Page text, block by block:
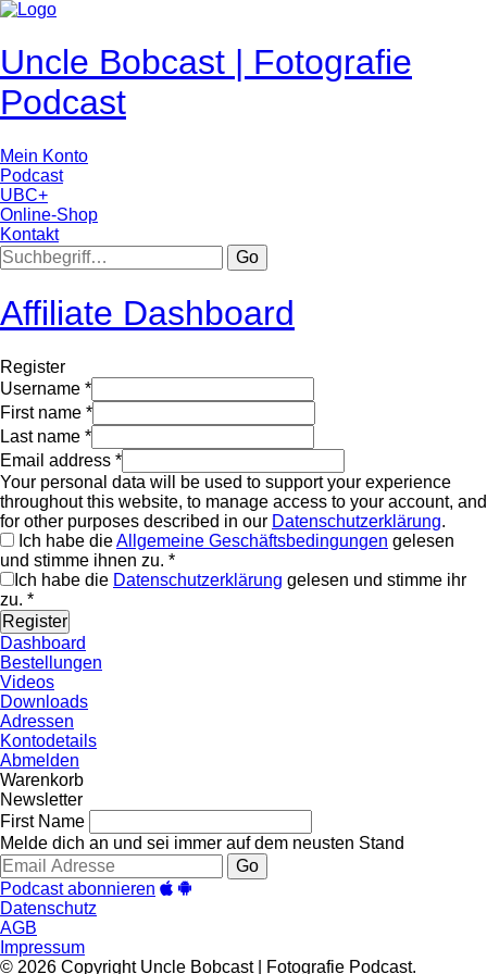
Uncle Bobcast | Fotografie
Podcast
Mein Konto
Podcast
UBC+
Online-Shop
Kontakt
Go
Affiliate Dashboard
Register
Username *
First name *
Last name *
Email address *
Your personal data will be used to support your experience
throughout this website, to manage access to your account, and
for other purposes described in our Datenschutzerklärung.
Ich habe dieAllgemeine Geschäftsbedingungen gelesen
und stimme ihnen zu. *
Ich habe die Datenschutzerklärung gelesen und stimme ihr
zu. *
Dashboard
Bestellungen
Videos
Downloads
Adressen
Kontodetails
Abmelden
Warenkorb
Newsletter
First Name
Melde dich an und sei immer auf dem neusten Stand
Go
Podcast abonnieren
Datenschutz
AGB
Impressum
© 2026 Copyright Uncle Bobcast | Fotografie Podcast.